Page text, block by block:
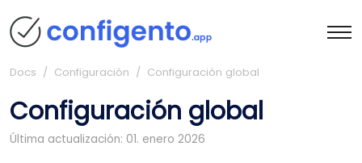
Docs / Configuración / Configuración global
Configuración global
Última actualización: 01. enero 2026